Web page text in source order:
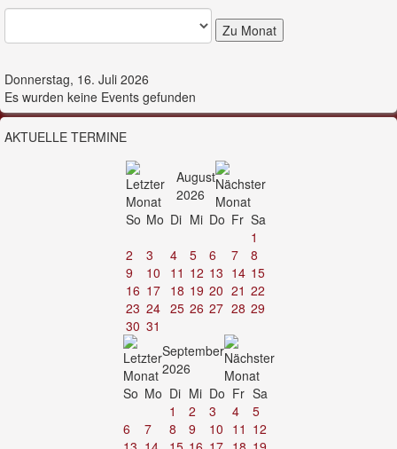
Zu Monat
Donnerstag, 16. Juli 2026
Es wurden keine Events gefunden
AKTUELLE TERMINE
August
2026
So Mo Di Mi Do Fr Sa
1
2
3 4 5 6 7
8
9
10 11 12 13 14 15
16 17 18 19 20 21 22
23 24 25 26 27 28 29
30 31
September
2026
So Mo Di Mi Do Fr Sa
1
2 3 4
5
6
7 8 9 10 11 12